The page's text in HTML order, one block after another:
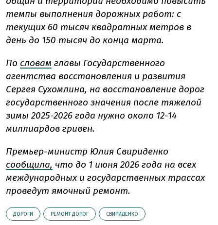
темпы выполнения дорожных работ: с
текущих 60 тысяч квадратных метров в
день до 150 тысяч до конца марта.
По словам главы Государственного
агентства восстановления и развития
Сергея Сухомлина, на восстановление дорог
государственного значения после тяжелой
зимы 2025-2026 года нужно около 12-14
миллиардов гривен.
Премьер-министр Юлия Свириденко
сообщила, что до 1 июня 2026 года на всех
международных и государственных трассах
проведут ямочный ремонт.
ДОРОГИ РЕМОНТ ДОРОГ СВИРИДЕНКО